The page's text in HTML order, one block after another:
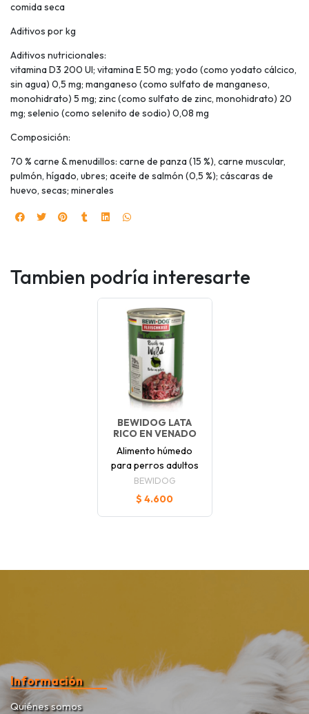
comida seca
Aditivos por kg
Aditivos nutricionales:
vitamina D3 200 UI; vitamina E 50 mg; yodo (como yodato cálcico,
sin agua) 0,5 mg; manganeso (como sulfato de manganeso,
monohidrato) 5 mg; zinc (como sulfato de zinc, monohidrato) 20
mg; selenio (como selenito de sodio) 0,08 mg
Composición:
70 % carne & menudillos: carne de panza (15 %), carne muscular,
pulmón, hígado, ubres; aceite de salmón (0,5 %); cáscaras de
huevo, secas; minerales
Tambien podría interesarte
BEWIDOG LATA
RICO EN VENADO
Alimento húmedo
para perros adultos
BEWIDOG
$ 4.600
Información
Quiénes somos